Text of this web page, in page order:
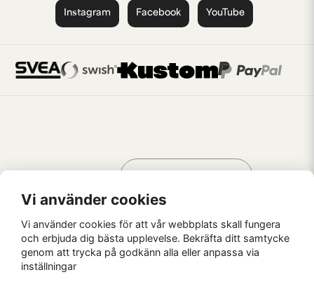
Instagram Facebook YouTube
Kaffebrus AB, Förskeppsgatan 2, 271 55 Ystad
AV KREATÖRER
Vi använder cookies
Vi använder cookies för att vår webbplats skall fungera
och erbjuda dig bästa upplevelse. Bekräfta ditt samtycke
genom att trycka på godkänn alla eller anpassa via
inställningar